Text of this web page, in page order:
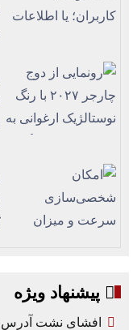
پیشنهاد ویژه